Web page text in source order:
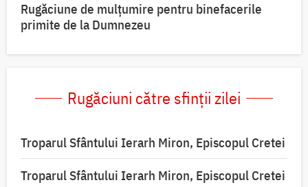
Rugăciune de mulțumire pentru binefacerile
primite de la Dumnezeu
Rugăciuni către sfinții zilei
Troparul Sfântului Ierarh Miron, Episcopul Cretei
Troparul Sfântului Ierarh Miron, Episcopul Cretei